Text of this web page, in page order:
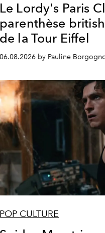
Le Lordy's Paris
parenthèse
de la Tour Eiffel
06.08.2026 by Pauline
POP CULTURE